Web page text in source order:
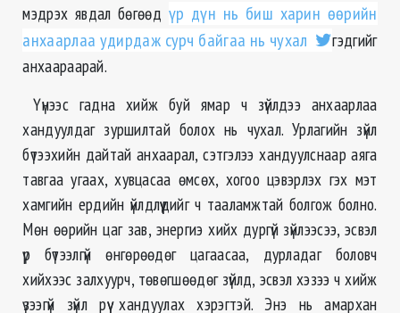
мэдрэх явдал бөгөөд үр дүн нь биш харин өөрийн
анхаарлаа удирдаж сурч байгаа нь чухал
гэдгийг
анхаараарай.
Үүнээс гадна хийж буй ямар ч зүйлдээ анхаарлаа
хандуулдаг зуршилтай болох нь чухал. Урлагийн зүйл
бүтээхийн дайтай анхаарал, сэтгэлээ хандуулснаар аяга
тавгаа угаах, хувцасаа өмсөх, хогоо цэвэрлэх гэх мэт
хамгийн ердийн үйлдлүүдийг ч тааламжтай болгож болно.
Мөн өөрийн цаг зав, энергиэ хийх дургүй зүйлээсээ, эсвэл
үр бүтээлгүй өнгөрөөдөг цагаасаа, дурладаг боловч
хийхээс залхуурч, төвөгшөөдөг зүйлд, эсвэл хэзээ ч хийж
үзээгүй зүйл рүү хандуулах хэрэгтэй. Энэ нь амархан